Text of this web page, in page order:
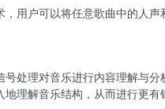
，用户可以将任意歌曲中的人
号处理对音乐进行内容理解与
理解音乐结构，从而进行更有